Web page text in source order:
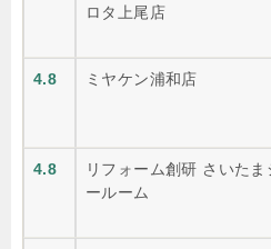
ロタ上尾店
4.8 ミヤケン浦和店
4.8
リフォーム創研 さいたま
ールーム